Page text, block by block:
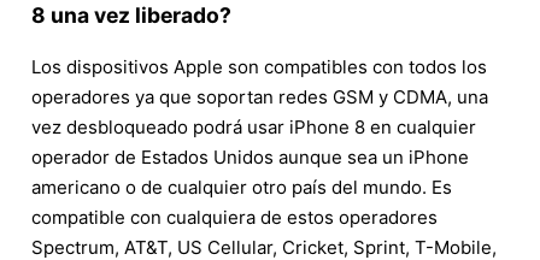
8 una vez liberado?
Los dispositivos Apple son compatibles con todos los
operadores ya que soportan redes GSM y CDMA, una
vez desbloqueado podrá usar iPhone 8 en cualquier
operador de Estados Unidos aunque sea un iPhone
americano o de cualquier otro país del mundo. Es
compatible con cualquiera de estos operadores
Spectrum, AT&T, US Cellular, Cricket, Sprint, T-Mobile,